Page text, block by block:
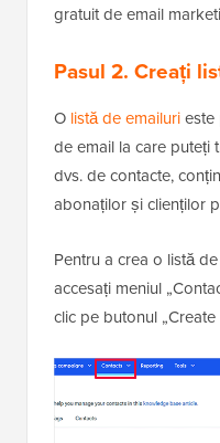
gratuit de email
Pasul 2. Creați
O listă de emailurieste
de email la care puteți
dvs. de contacte,
abonaților și clienților
Pentru a crea o listă
accesați meniul
clic pe butonul „Create